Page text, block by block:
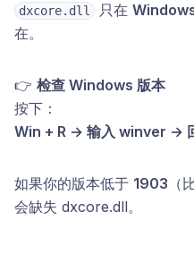
dxcore.dll 只在
在。
👉 检查 Windows 版本
按下：
Win + R → 输入 winver →
如果你的版本低于 1903
会缺失 dxcore.dll。